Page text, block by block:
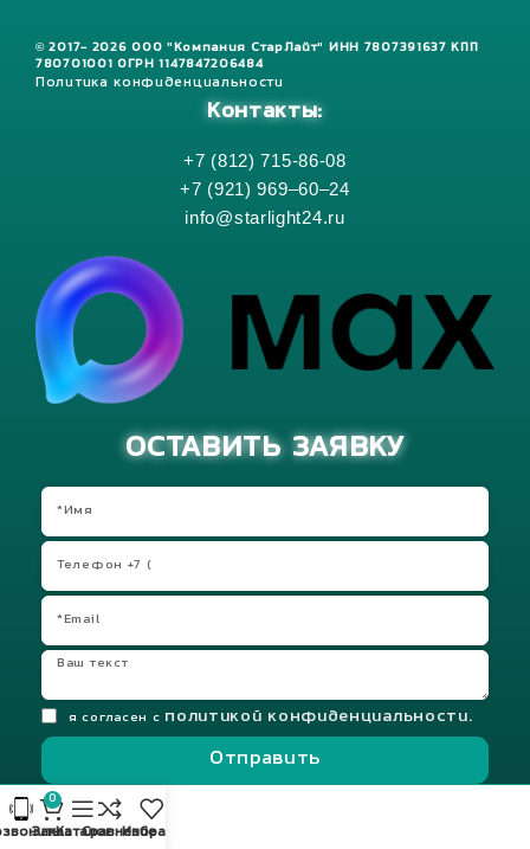
© 2017- 2026 ООО "Компания СтарЛайт" ИНН 7807391637 КПП
780701001 ОГРН 1147847206484
Политика конфиденциальности
Контакты:
+7 (812) 715-86-08
+7 (921) 969–60–24
info@starlight24.ru
ОСТАВИТЬ ЗАЯВКУ
я согласен с политикой конфиденциальности.
Отправить
0
ЗаказКаталогСравнениеИзбранное